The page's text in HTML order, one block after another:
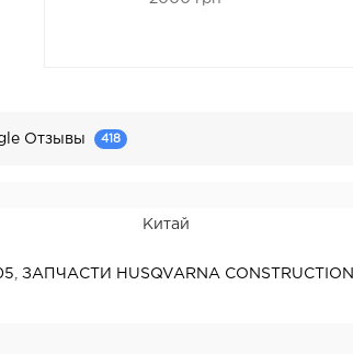
Отзывы 418
Китай
,ЗАПЧАСТИ HUSQVARNA CONSTRUCTION